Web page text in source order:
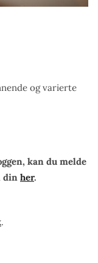
og varierte
kan du melde
din her.
.